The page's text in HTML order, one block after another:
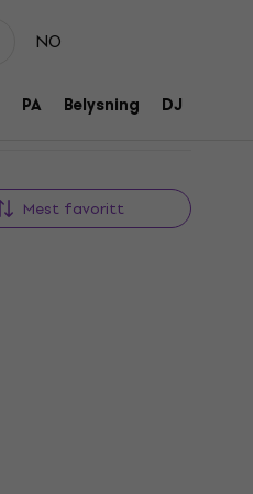
NO
PA Belysning DJ
Mest favoritt